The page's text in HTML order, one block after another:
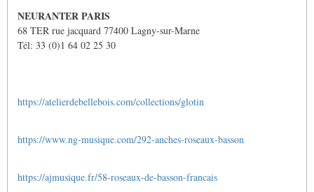
NEURANTER PARIS
68 TER rue jacquard 77400 Lagny-sur-Marne
Tél: 33 (0)1 64 02 25 30
https://atelierdebellebois.com/collections/glotin
https://www.ng-musique.com/292-anches-roseaux-basson
https://ajmusique.fr/58-roseaux-de-basson-francais